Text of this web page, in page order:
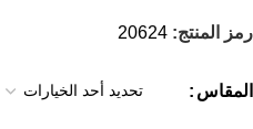
رمز المنتج: 20624
المقاس